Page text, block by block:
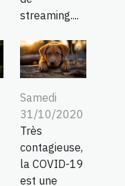
streaming....
Samedi
31/10/2020
Très
contagieuse,
la COVID-19
est une